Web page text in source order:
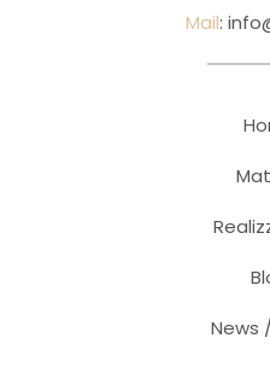
Mail:
News